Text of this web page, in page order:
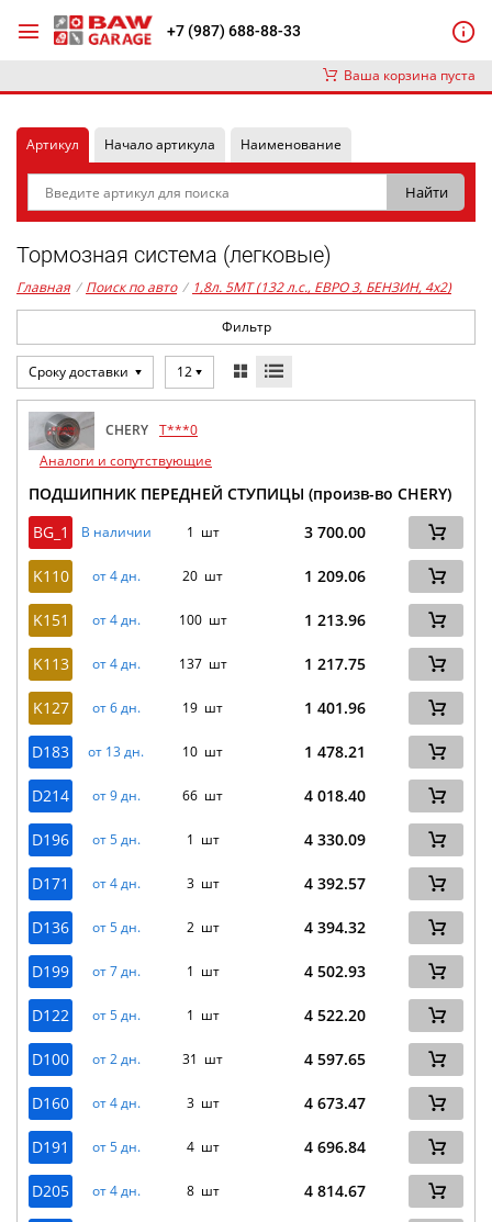
+7 (987) 688-88-33
Ваша корзина пуста
Артикул Начало артикула Наименование
Тормозная система (легковые)
Главная / Поиск по авто / 1,8л. 5MT (132 л.с., ЕВРО 3, БЕНЗИН, 4x2)
Фильтр
Сроку доставки 12
CHERY T***0
Аналоги и сопутствующие
ПОДШИПНИК ПЕРЕДНЕЙ СТУПИЦЫ (произв-во CHERY)
BG_1
В наличии 1 шт 3 700.00
K110 от 4 дн. 20 шт 1 209.06
K151 от 4 дн. 100 шт 1 213.96
K113 от 4 дн. 137 шт 1 217.75
K127 от 6 дн. 19 шт 1 401.96
D183 от 13 дн. 10 шт 1 478.21
D214 от 9 дн. 66 шт 4 018.40
D196 от 5 дн. 1 шт 4 330.09
D171 от 4 дн. 3 шт 4 392.57
D136 от 5 дн. 2 шт 4 394.32
D199 от 7 дн. 1 шт 4 502.93
D122 от 5 дн. 1 шт 4 522.20
D100 от 2 дн. 31 шт 4 597.65
D160 от 4 дн. 3 шт 4 673.47
D191 от 5 дн. 4 шт 4 696.84
D205 от 4 дн. 8 шт 4 814.67